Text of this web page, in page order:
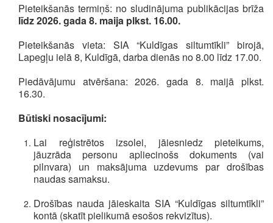
Pieteikšanās termiņš: no sludinājuma publikācijas brīža
līdz 2026. gada 8. maija plkst. 16.00.
Pieteikšanās vieta: SIA “Kuldīgas siltumtīkli” birojā,
Lapegļu ielā 8, Kuldīgā, darba dienās no 8.00 līdz 17.00.
Piedāvājumu atvēršana: 2026. gada 8. maijā plkst.
16.30.
Būtiski nosacījumi:
Lai reģistrētos izsolei, jāiesniedz pieteikums,
jāuzrāda personu apliecinošs dokuments (vai
pilnvara) un maksājuma uzdevums par drošības
naudas samaksu.
Drošības nauda jāieskaita SIA “Kuldīgas siltumtīkli”
kontā (skatīt pielikumā esošos rekvizītus).